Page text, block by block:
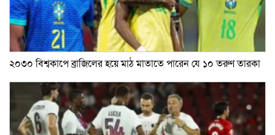
২০৩০ বিশ্বকাপে ব্রাজিলের হয়ে মাঠ মাতাতে পারেন যে ১০ তরুণ তারকা